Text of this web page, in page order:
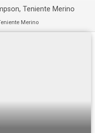
Teniente Merino
Merino